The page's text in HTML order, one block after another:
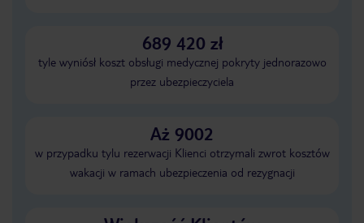
689 420 zł
tyle wyniósł koszt obsługi medycznej pokryty jednorazowo
przez ubezpieczyciela
Aż 9002
w przypadku tylu rezerwacji Klienci otrzymali zwrot kosztów
wakacji w ramach ubezpieczenia od rezygnacji